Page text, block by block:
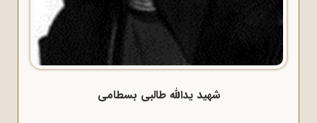
شهید یدالله طالبی بسطامی